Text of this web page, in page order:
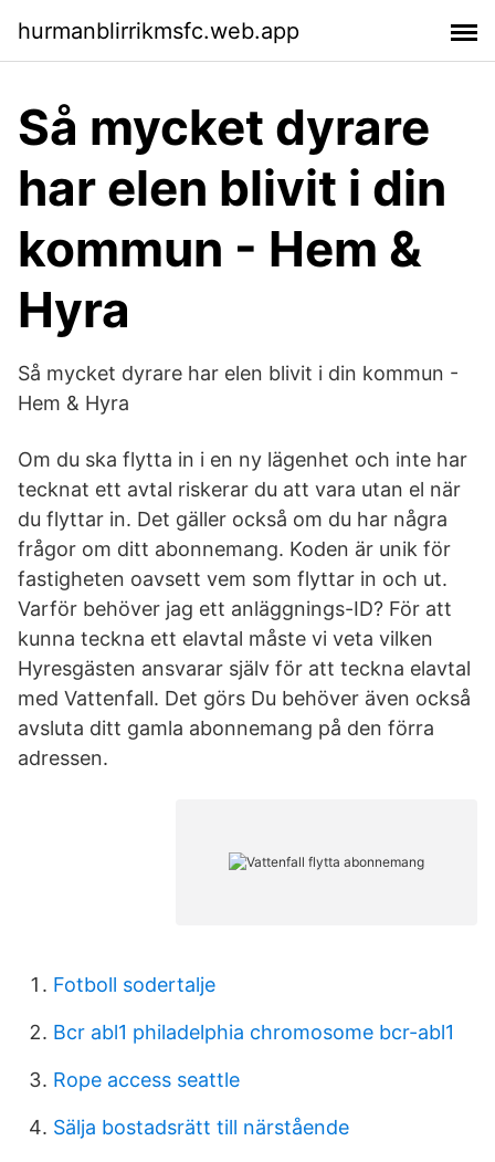
hurmanblirrikmsfc.web.app
Så mycket dyrare
har elen blivit i din
kommun - Hem &
Hyra
Så mycket dyrare har elen blivit i din kommun -
Hem & Hyra
Om du ska flytta in i en ny lägenhet och inte har
tecknat ett avtal riskerar du att vara utan el när
du flyttar in. Det gäller också om du har några
frågor om ditt abonnemang. Koden är unik för
fastigheten oavsett vem som flyttar in och ut.
Varför behöver jag ett anläggnings-ID? För att
kunna teckna ett elavtal måste vi veta vilken
Hyresgästen ansvarar själv för att teckna elavtal
med Vattenfall. Det görs Du behöver även också
avsluta ditt gamla abonnemang på den förra
adressen.
Fotboll sodertalje
Bcr abl1 philadelphia chromosome bcr-abl1
Rope access seattle
Sälja bostadsrätt till närstående